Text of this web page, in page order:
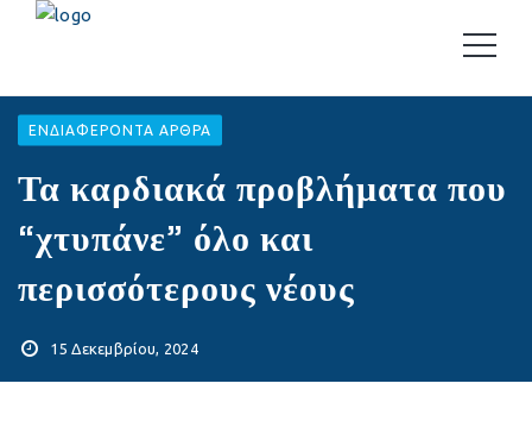
EΝΔΙΑΦΈΡΟΝΤΑ ΆΡΘΡΑ
Τα καρδιακά προβλήματα που
“χτυπάνε” όλο και
περισσότερους νέους
15 Δεκεμβρίου, 2024